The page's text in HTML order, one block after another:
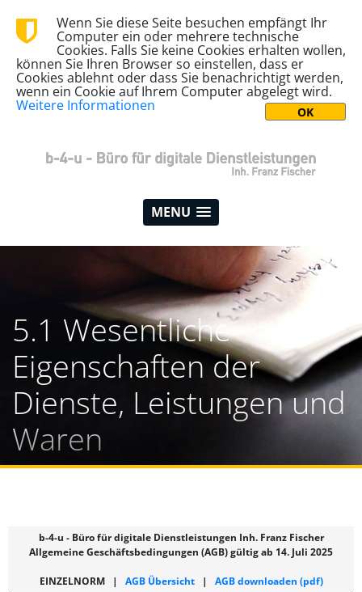
Wenn Sie diese Seite besuchen empfängt Ihr
Computer ein oder mehrere technische
Cookies. Falls Sie keine Cookies erhalten wollen,
können Sie Ihren Browser so einstellen, dass er
Cookies ablehnt oder dass Sie benachrichtigt werden,
wenn ein Cookie auf Ihrem Computer abgelegt wird.
Weitere Informationen
MENU
5.1 Wesentliche
Eigenschaften der
Dienste, Leistungen und
Waren
b-4-u - Büro für digitale Dienstleistungen Inh. Franz Fischer
Allgemeine Geschäftsbedingungen (AGB) gültig ab 14. Juli 2025
EINZELNORM| AGB Übersicht| AGB downloaden (pdf)